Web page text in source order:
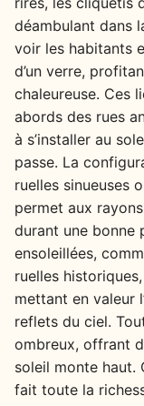
déambulant dans
voir les habitants
d’un verre,
chaleureuse. Ces
abords des rues
à s’installer au
passe. La
ruelles sinueuses
permet aux
durant une bonne
ensoleillées,
ruelles
mettant en valeur
reflets du ciel.
ombreux, offrant
soleil monte haut.
fait toute la